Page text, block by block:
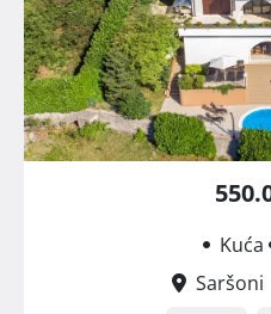
Kuća
Saršoni